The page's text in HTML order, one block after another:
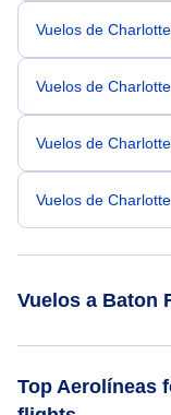
Vuelos de
Vuelos de
Vuelos de
Vuelos de
Vuelos a Baton
Top Aerolíneas